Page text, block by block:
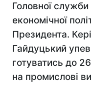
Головної
економічної
Президента.
Гайдуцький
готуватись до
на промислові